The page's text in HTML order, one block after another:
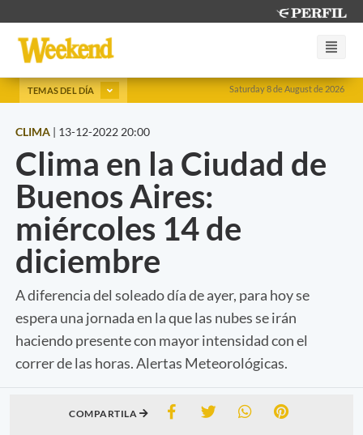
Saturday 8 de August de 2026
TEMAS DEL DÍA
CLIMA | 13-12-2022 20:00
Clima en la Ciudad de
Buenos Aires:
miércoles 14 de
diciembre
A diferencia del soleado día de ayer, para hoy se
espera una jornada en la que las nubes se irán
haciendo presente con mayor intensidad con el
correr de las horas. Alertas Meteorológicas.
COMPARTILA